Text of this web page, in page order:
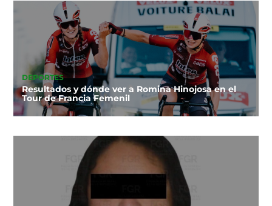
DEPORTES
Resultados y dónde ver a Romina Hinojosa en el
Tour de Francia Femenil